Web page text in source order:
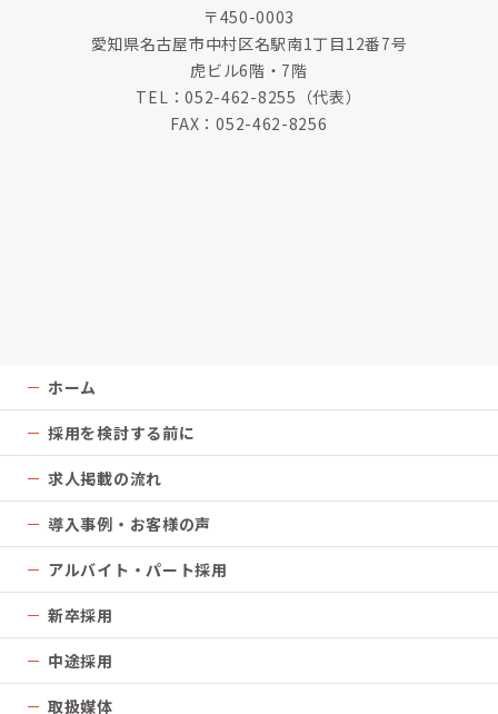
〒450-0003
愛知県名古屋市中村区名駅南1丁目12番7号
虎ビル6階・7階
TEL：052-462-8255 （代表）
FAX：052-462-8256
ホーム
採用を検討する前に
求人掲載の流れ
導入事例・お客様の声
アルバイト・パート採用
新卒採用
中途採用
取扱媒体